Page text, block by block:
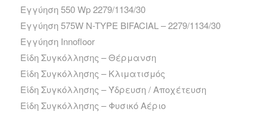
Εγγύηση 550 Wp 2279/1134/30
Εγγύηση 575W N-TYPE BIFACIAL – 2279/1134/30
Εγγύηση Innofloor
Είδη Συγκόλλησης – Θέρμανση
Είδη Συγκόλλησης – Κλιματισμός
Είδη Συγκόλλησης – Ύδρευση / Αποχέτευση
Είδη Συγκόλλησης – Φυσικό Αέριο